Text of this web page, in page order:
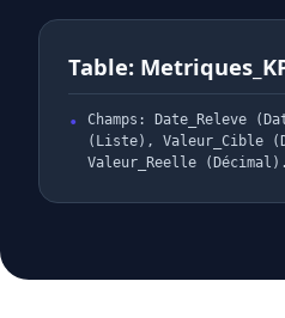
Table:
Champs: Date_Releve
(Liste), Valeur_Cible
Valeur_Reelle (Décimal).